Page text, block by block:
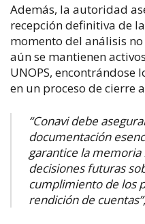
Además, la autoridad
recepción definitiva de
momento del análisis
aún se mantienen
UNOPS, encontrándose
en un proceso de cierre
“Conavi debe
documentación
garantice la
decisiones futuras
cumplimiento de los
rendición de